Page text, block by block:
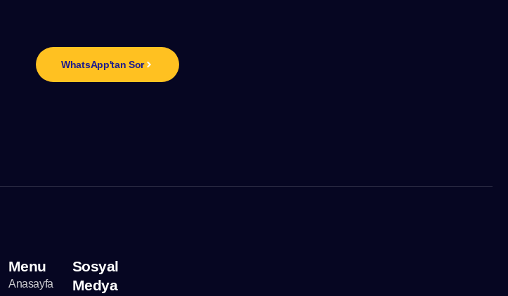
WhatsApp'tan Sor
Menu
Anasayfa
Sosyal
Medya